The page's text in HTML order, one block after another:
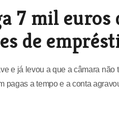
7 mil euros
de
e já levou a que a câmara não
pagas a tempo e a conta